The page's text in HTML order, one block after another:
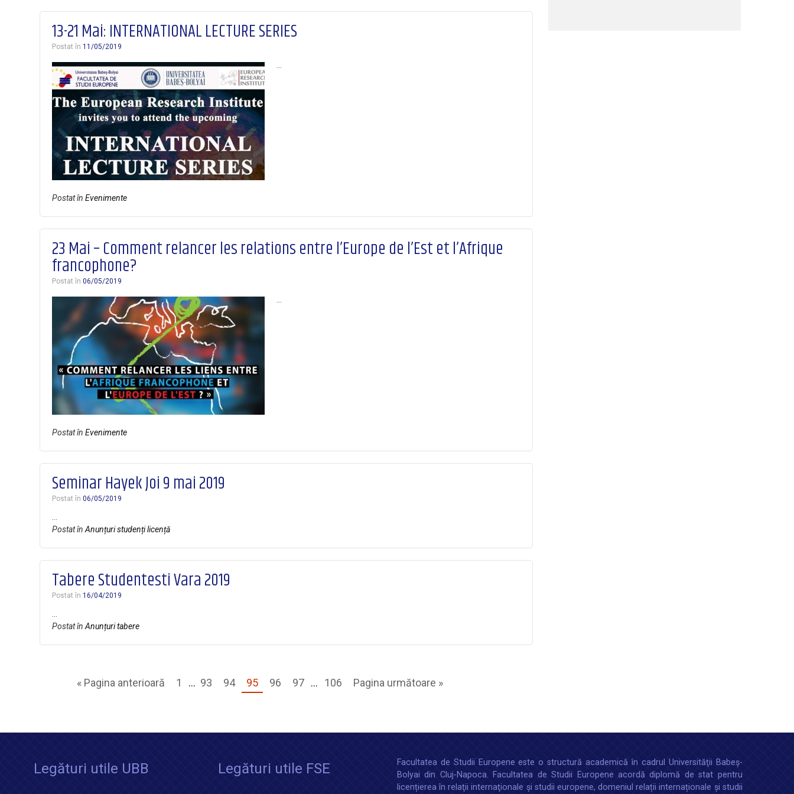
13-21 Mai: INTERNATIONAL LECTURE SERIES
Postat în 11/05/2019
Postat înEvenimente
23 Mai – Comment relancer les relations entre l’Europe de l’Est et l’Afrique
francophone?
Postat în06/05/2019
Postat înEvenimente
Seminar Hayek Joi 9 mai 2019
Postat în06/05/2019
Postat înAnunțuri studenți licență
Tabere Studentesti Vara 2019
Postat în 16/04/2019
Postat înAnunțuri tabere
« Pagina anterioară 1 … 93 94 95 96 97 … 106 Pagina următoare »
Legături utile UBB Legături utile FSE
Facultatea de Studii Europene este o structură academică în cadrul Universităţii Babeș-
Bolyai din Cluj-Napoca. Facultatea de Studii Europene acordă diplomă de stat pentru
licențierea în relaţii internaţionale şi studii europene, domeniul relații internaționale şi studii